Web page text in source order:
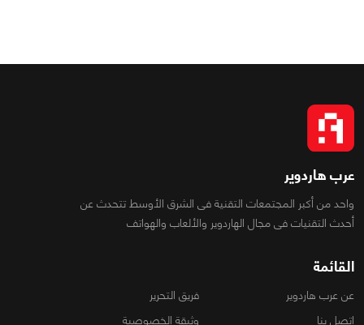
عرب هاردوير
واحد من أكبر المجتمعات التقنية فى الشرق الأوسط تتحدث عن
أحدث التقنيات فى مجال الهاردوير والألعاب والهواتف
القائمة
عن عرب هاردوير
فريق التحرير
اتصل بنا
وثيقة الخصوصية